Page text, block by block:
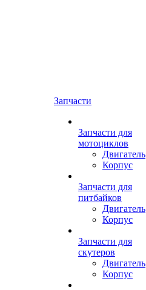
Запчасти
Запчасти для
мотоциклов
Двигатель
Корпус
Запчасти для
питбайков
Двигатель
Корпус
Запчасти для
скутеров
Двигатель
Корпус